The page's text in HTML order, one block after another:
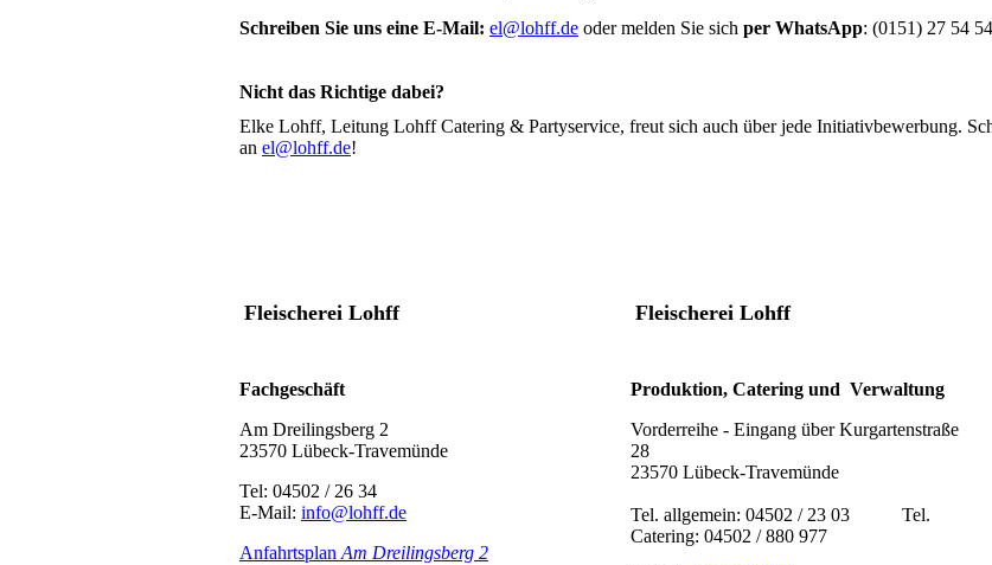
Schreiben Sie uns eine E-Mail: el@lohff.de oder melden Sie sich per WhatsApp: (0151) 27 54
Nicht das Richtige dabei?
Elke Lohff, Leitung Lohff Catering & Partyservice, freut sich auch über jede Initiativbewerbung.
an el@lohff.de!
Fleischerei Lohff
Fachgeschäft
Am Dreilingsberg 2
23570 Lübeck-Travemünde
Tel: 04502 / 26 34
E-Mail: info@lohff.de
Anfahrtsplan Am Dreilingsberg 2
Fleischerei Lohff
Produktion, Catering und Verwaltung
Vorderreihe - Eingang über Kurgartenstraße
28
23570 Lübeck-Travemünde
Tel. allgemein: 04502 / 23 03 Tel.
Catering: 04502 / 880 977